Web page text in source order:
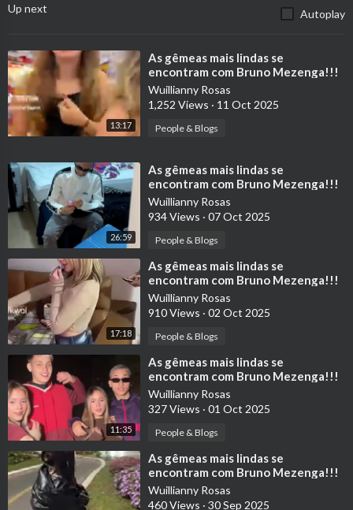
Up next Autoplay
13:17
⁣As gêmeas mais lindas se
encontram com Bruno Mezenga!!!
Pt. 8
Wuillianny Rosas
1,252 Views · 11 Oct 2025
People & Blogs
26:59
⁣As gêmeas mais lindas se
encontram com Bruno Mezenga!!!
Pt. 7
Wuillianny Rosas
934 Views · 07 Oct 2025
People & Blogs
17:18
⁣As gêmeas mais lindas se
encontram com Bruno Mezenga!!!
Pt. 5
Wuillianny Rosas
910 Views · 02 Oct 2025
People & Blogs
11:35
⁣As gêmeas mais lindas se
encontram com Bruno Mezenga!!!
Pt. 4
Wuillianny Rosas
327 Views · 01 Oct 2025
People & Blogs
⁣As gêmeas mais lindas se
encontram com Bruno Mezenga!!!
Pt. 3
Wuillianny Rosas
460 Views · 30 Sep 2025